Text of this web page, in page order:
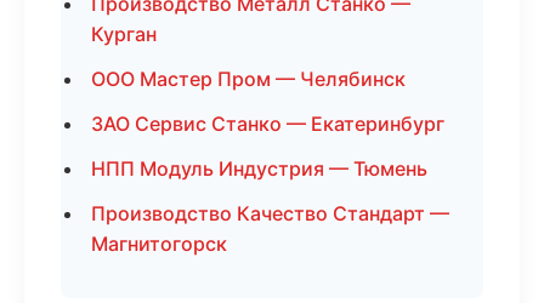
Курган
ООО Мастер Пром — Челябинск
ЗАО Сервис Станко — Екатеринбург
НПП Модуль Индустрия — Тюмень
Производство Качество Стандарт —
Магнитогорск